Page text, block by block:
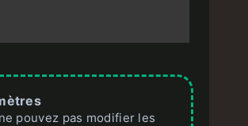
pouvez pas modifier les